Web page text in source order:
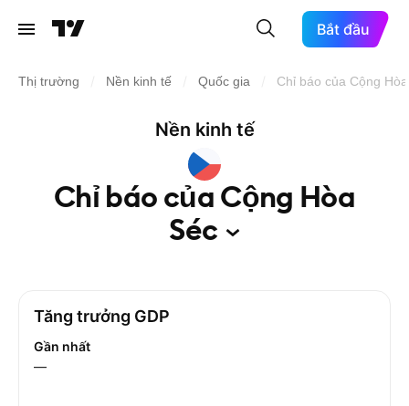
Bắt đầu
Thị trường Nền kinh tế Quốc gia Chỉ báo của Cộng
Nền kinh tế
Chỉ báo của Cộng Hòa
Séc
Tăng trưởng GDP
Gần nhất
—